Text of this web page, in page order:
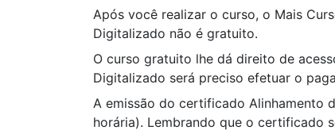
Após você realizar o curso, o Mais
Digitalizado não é gratuito.
O curso gratuito lhe dá direito de
Digitalizado será preciso efetuar o
A emissão do certificado Alinhamento
horária). Lembrando que o certificado